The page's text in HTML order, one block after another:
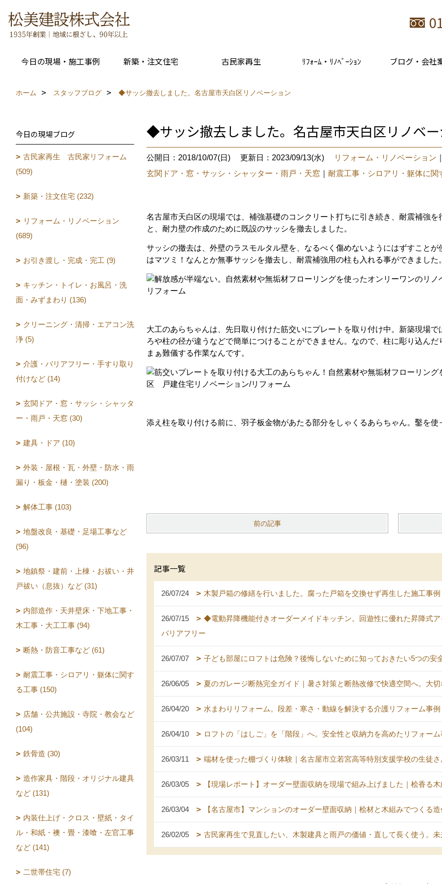
今日の現場・施工事例 新築・注文住宅 古民家再生 ﾘﾌｫｰﾑ・ﾘﾉﾍﾞｰｼｮﾝ ブログ・会社
ホーム スタッフブログ ◆サッシ撤去しました。名古屋市天白区リノベーション
◆サッシ撤去しました。名古屋市天白区リノベ
公開日：2018/10/07(日) 更新日：2023/09/13(水) リフォーム・リノベーション
玄関ドア・窓・サッシ・シャッター・雨戸・天窓
耐震工事・シロアリ・躯体に関
名古屋市天白区の現場では、補強基礎のコンクリート打ちに引き続き、耐震補強
と、耐力壁の作成のために既設のサッシを撤去しました。
サッシの撤去は、外壁のラスモルタル壁を、なるべく傷めないようにはずすこと
はマツミ！なんとか無事サッシを撤去し、耐震補強用の柱も入れる事ができまし
大工のあらちゃんは、先日取り付けた筋交いにプレートを取り付け中。新築現場
ろや柱の径が違うなどで簡単につけることができません。なので、柱に彫り込ん
まぁ難儀する作業なんです。
添え柱を取り付ける前に、羽子板金物があたる部分をしゃくるあらちゃん。鑿を使
前の記事
記事一覧
26/07/24 木製戸箱の修繕を行いました。腐った戸箱を交換せず再生した施工事
26/07/15
◆電動昇降機能付きオーダーメイドキッチン。回遊性に優れた昇降式
バリアフリー
26/07/07 子ども部屋にロフトは危険？後悔しないために知っておきたい5つの安
26/06/05 夏のガレージ断熱完全ガイド｜暑さ対策と断熱改修で快適空間へ。大
26/04/20 水まわりリフォーム。段差・寒さ・動線を解決する介護リフォーム事例
26/04/10 ロフトの「はしご」を「階段」へ。安全性と収納力を高めたリフォー
26/03/11 端材を使った棚づくり体験｜名古屋市立若宮高等特別支援学校の生徒
26/03/05 【現場レポート】オーダー壁面収納を現場で組み上げました｜桧香る
26/03/04 【名古屋市】マンションのオーダー壁面収納｜桧材と木組みでつくる
26/02/05 古民家再生で見直したい、木製建具と雨戸の価値・直して長く使う。
今日の現場ブログ
古民家再生 古民家リフォーム
(509)
新築・注文住宅 (232)
リフォーム・リノベーション
(689)
お引き渡し・完成・完工 (9)
キッチン・トイレ・お風呂・洗
面・みずまわり (136)
クリーニング・清掃・エアコン洗
浄 (5)
介護・バリアフリー・手すり取り
付けなど (14)
玄関ドア・窓・サッシ・シャッタ
ー・雨戸・天窓 (30)
建具・ドア (10)
外装・屋根・瓦・外壁・防水・雨
漏り・板金・樋・塗装 (200)
解体工事 (103)
地盤改良・基礎・足場工事など
(96)
地鎮祭・建前・上棟・お祓い・井
戸祓い（息抜）など (31)
内部造作・天井壁床・下地工事・
木工事・大工工事 (94)
断熱・防音工事など (61)
耐震工事・シロアリ・躯体に関す
る工事 (150)
店舗・公共施設・寺院・教会など
(104)
鉄骨造 (30)
造作家具・階段・オリジナル建具
など (131)
内装仕上げ・クロス・壁紙・タイ
ル・和紙・襖・畳・漆喰・左官工事
など (141)
二世帯住宅 (7)